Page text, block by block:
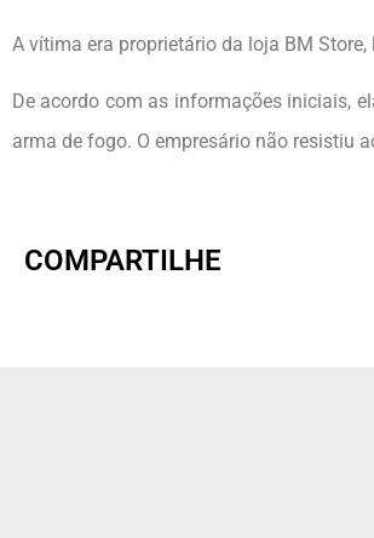
A vítima era proprietário da loja BM
De acordo com as informações iniciais,
arma de fogo. O empresário não resistiu
COMPARTILHE